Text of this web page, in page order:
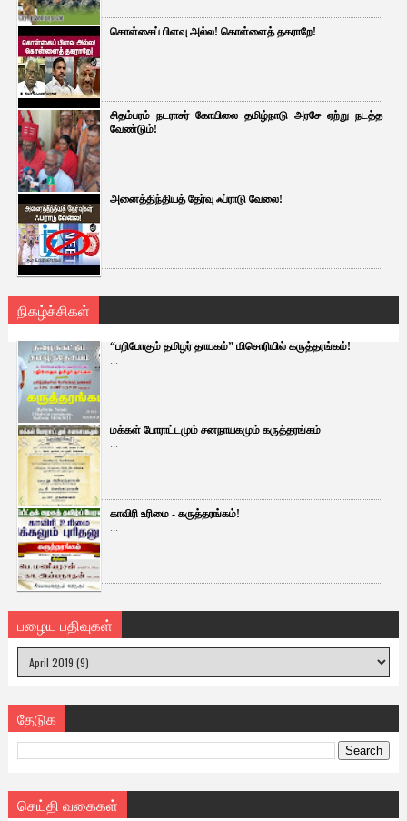
கொள்கைப் பிளவு அல்ல! கொள்ளைத் தகராறே!
சிதம்பரம் நடராசர் கோயிலை தமிழ்நாடு அரசே ஏற்று நடத்த
வேண்டும்!
அனைத்திந்தியத் தேர்வு ஃப்ராடு வேலை!
நிகழ்ச்சிகள்
“பறிபோகும் தமிழர் தாயகம்” மிசொரியில் கருத்தரங்கம்!
...
மக்கள் போராட்டமும் சனநாயகமும் கருத்தரங்கம்
...
காவிரி உரிமை - கருத்தரங்கம்!
...
பழைய பதிவுகள்
தேடுக
செய்தி வகைகள்